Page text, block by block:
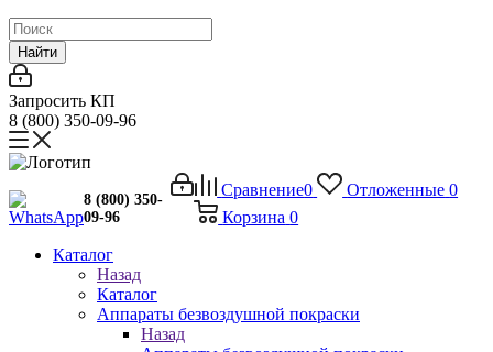
Найти
Запросить КП
8 (800) 350-09-96
Сравнение0 Отложенные 0
Корзина 0
8 (800) 350-
09-96
Каталог
Назад
Каталог
Аппараты безвоздушной покраски
Назад